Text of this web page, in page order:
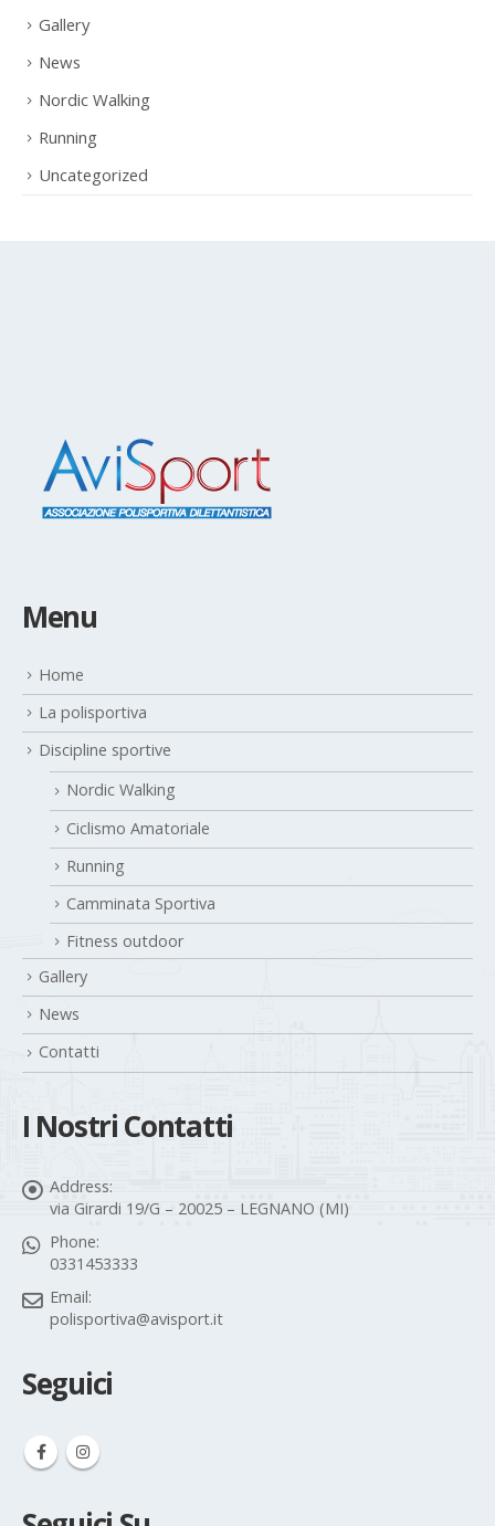
Gallery
News
Nordic Walking
Running
Uncategorized
Menu
Home
La polisportiva
Discipline sportive
Nordic Walking
Ciclismo Amatoriale
Running
Camminata Sportiva
Fitness outdoor
Gallery
News
Contatti
I Nostri Contatti
Address:
via Girardi 19/G – 20025 – LEGNANO (MI)
Phone:
0331453333
Email:
polisportiva@avisport.it
Seguici